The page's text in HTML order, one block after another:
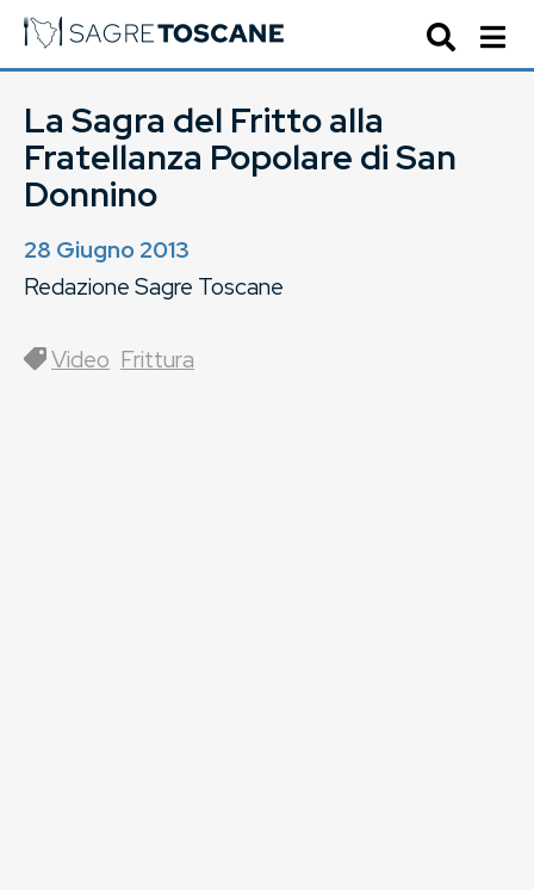
La Sagra del Fritto alla
Fratellanza Popolare di San
Donnino
28 Giugno 2013
Redazione Sagre Toscane
Video Frittura